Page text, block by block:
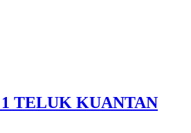
TELUK KUANTAN